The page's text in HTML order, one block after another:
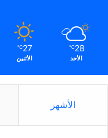
28
℃
الأحد
27
℃
الأثنين
الأشهر